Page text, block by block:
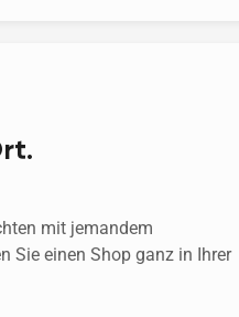
mit jemandem
Sie einen Shop ganz in Ihrer